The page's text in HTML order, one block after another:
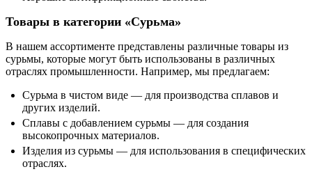
Товары в категории «Сурьма»
В нашем ассортименте представлены различные товары из
сурьмы, которые могут быть использованы в различных
отраслях промышленности. Например, мы предлагаем:
Сурьма в чистом виде — для производства сплавов и
других изделий.
Сплавы с добавлением сурьмы — для создания
высокопрочных материалов.
Изделия из сурьмы — для использования в специфических
отраслях.